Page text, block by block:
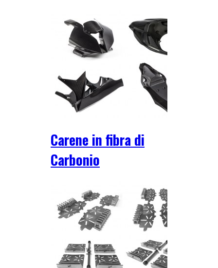
Carene in fibra di
Carbonio